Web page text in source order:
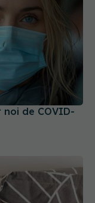
de COVID-